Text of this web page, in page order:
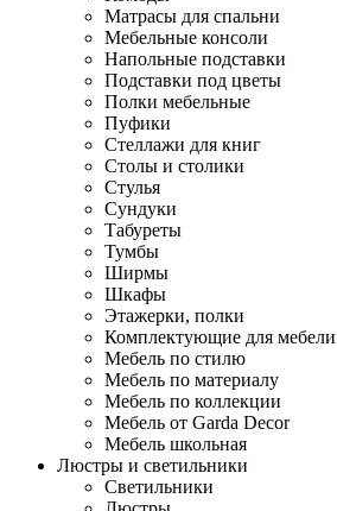
Матрасы для спальни
Мебельные консоли
Напольные подставки
Подставки под цветы
Полки мебельные
Пуфики
Стеллажи для книг
Столы и столики
Стулья
Сундуки
Табуреты
Тумбы
Ширмы
Шкафы
Этажерки, полки
Комплектующие для мебели
Мебель по стилю
Мебель по материалу
Мебель по коллекции
Мебель от Garda Decor
Мебель школьная
Люстры и светильники
Светильники